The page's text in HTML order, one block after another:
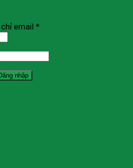
email *
nhập